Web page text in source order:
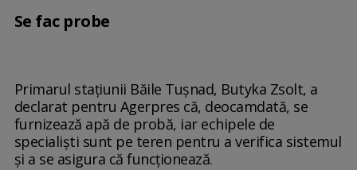
Se fac probe
Primarul staţiunii Băile Tuşnad, Butyka Zsolt, a
declarat pentru Agerpres că, deocamdată, se
furnizează apă de probă, iar echipele de
specialişti sunt pe teren pentru a verifica sistemul
şi a se asigura că funcţionează.